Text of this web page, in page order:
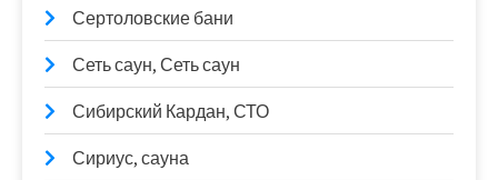
Сертоловские бани
Сеть саун, Сеть саун
Сибирский Кардан, СТО
Сириус, сауна